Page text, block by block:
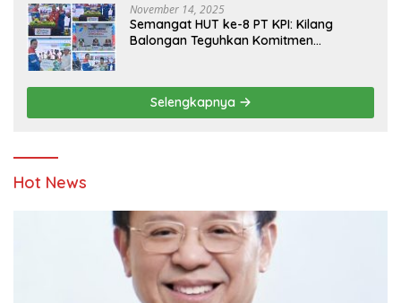
November 14, 2025
Semangat HUT ke-8 PT KPI: Kilang
Balongan Teguhkan Komitmen
Pendidikan
Selengkapnya
Hot News